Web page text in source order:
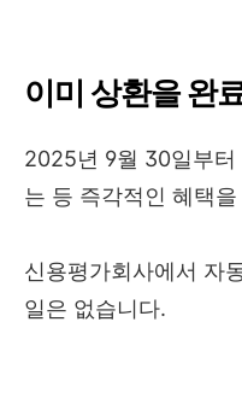
이미 상환을 완
2025년 9월 30일부터
는 등 즉각적인 혜택
신용평가회사에서 자
일은 없습니다.